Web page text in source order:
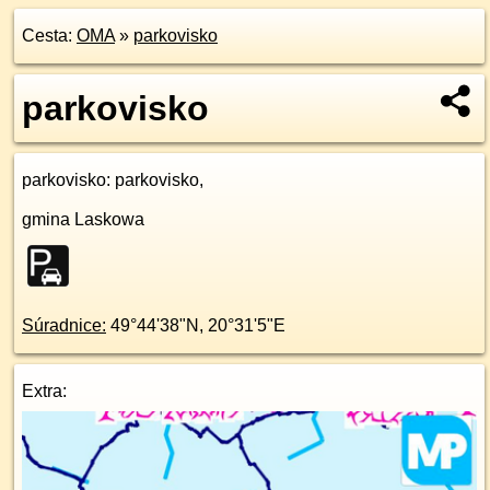
Cesta: OMA» parkovisko
parkovisko
parkovisko: parkovisko,
gmina Laskowa
Súradnice: 49°44'38"N , 20°31'5"E
Extra: